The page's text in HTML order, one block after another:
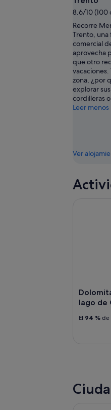
-
16
ago
8.6/10 (100
Recorre
Trento, una
comercial
aprovecha
que otro
vacaciones.
zona, ¿por
explorar
cordilleras
Leer menos
Ver
lago de
El 94 % de